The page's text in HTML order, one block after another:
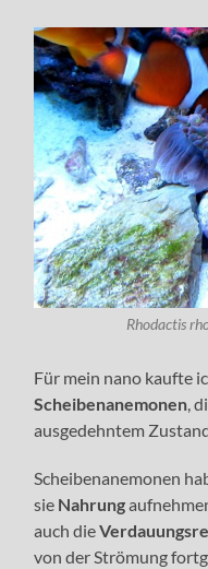
Rhodactis
Für mein nano kaufte
Scheibenanemonen,
ausgedehntem
Scheibenanemonen
sie Nahrung
auch die
von der Strömung